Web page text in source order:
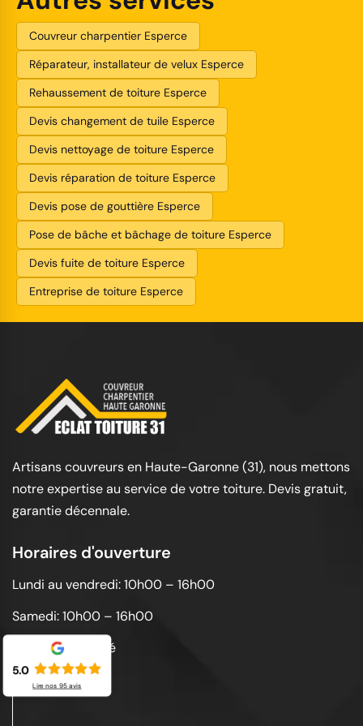
Couvreur charpentier Esperce
Réparateur, installateur de velux Esperce
Rehaussement de toiture Esperce
Devis changement de tuile Esperce
Devis nettoyage de toiture Esperce
Devis réparation de toiture Esperce
Devis pose de gouttière Esperce
Pose de bâche et bâchage de toiture Esperce
Devis fuite de toiture Esperce
Entreprise de toiture Esperce
Artisans couvreurs en Haute-Garonne (31), nous mettons
notre expertise au service de votre toiture. Devis gratuit,
garantie décennale.
Horaires d'ouverture
Lundi au vendredi: 10h00 – 16h00
Samedi: 10h00 – 16h00
Dimanche: Fermé
5.0
Lire nos 95avis